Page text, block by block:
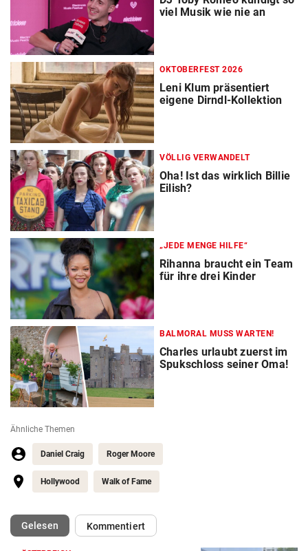
viel Musik wie nie an
OKTOBERFEST 2026
Leni Klum präsentiert
eigene Dirndl-Kollektion
VÖLLIG VERWANDELT
Oha! Ist das wirklich Billie
Eilish?
„JEDE MENGE HILFE“
Rihanna braucht ein Team
für ihre drei Kinder
BALMORAL MUSS WARTEN!
Charles urlaubt zuerst im
Spukschloss seiner Oma!
Ähnliche Themen
Daniel Craig Roger Moore
Hollywood Walk of Fame
Gelesen(ausgewählt)Kommentiert